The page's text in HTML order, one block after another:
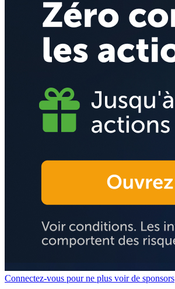
Connectez-vous pour ne plus voir de sponsors